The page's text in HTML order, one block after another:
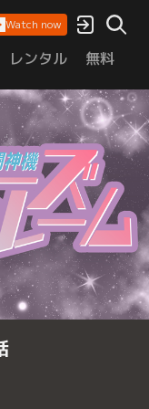
Watch now
レンタル 無料